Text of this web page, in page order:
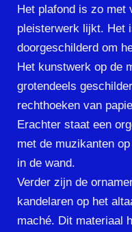
Het plafond is zo met
pleisterwerk lijkt. Het
doorgeschilderd om
Het kunstwerk op de
grotendeels
rechthoeken van
Erachter staat een
met de muzikanten
in de wand.
Verder zijn de
kandelaren op het
maché. Dit materiaal